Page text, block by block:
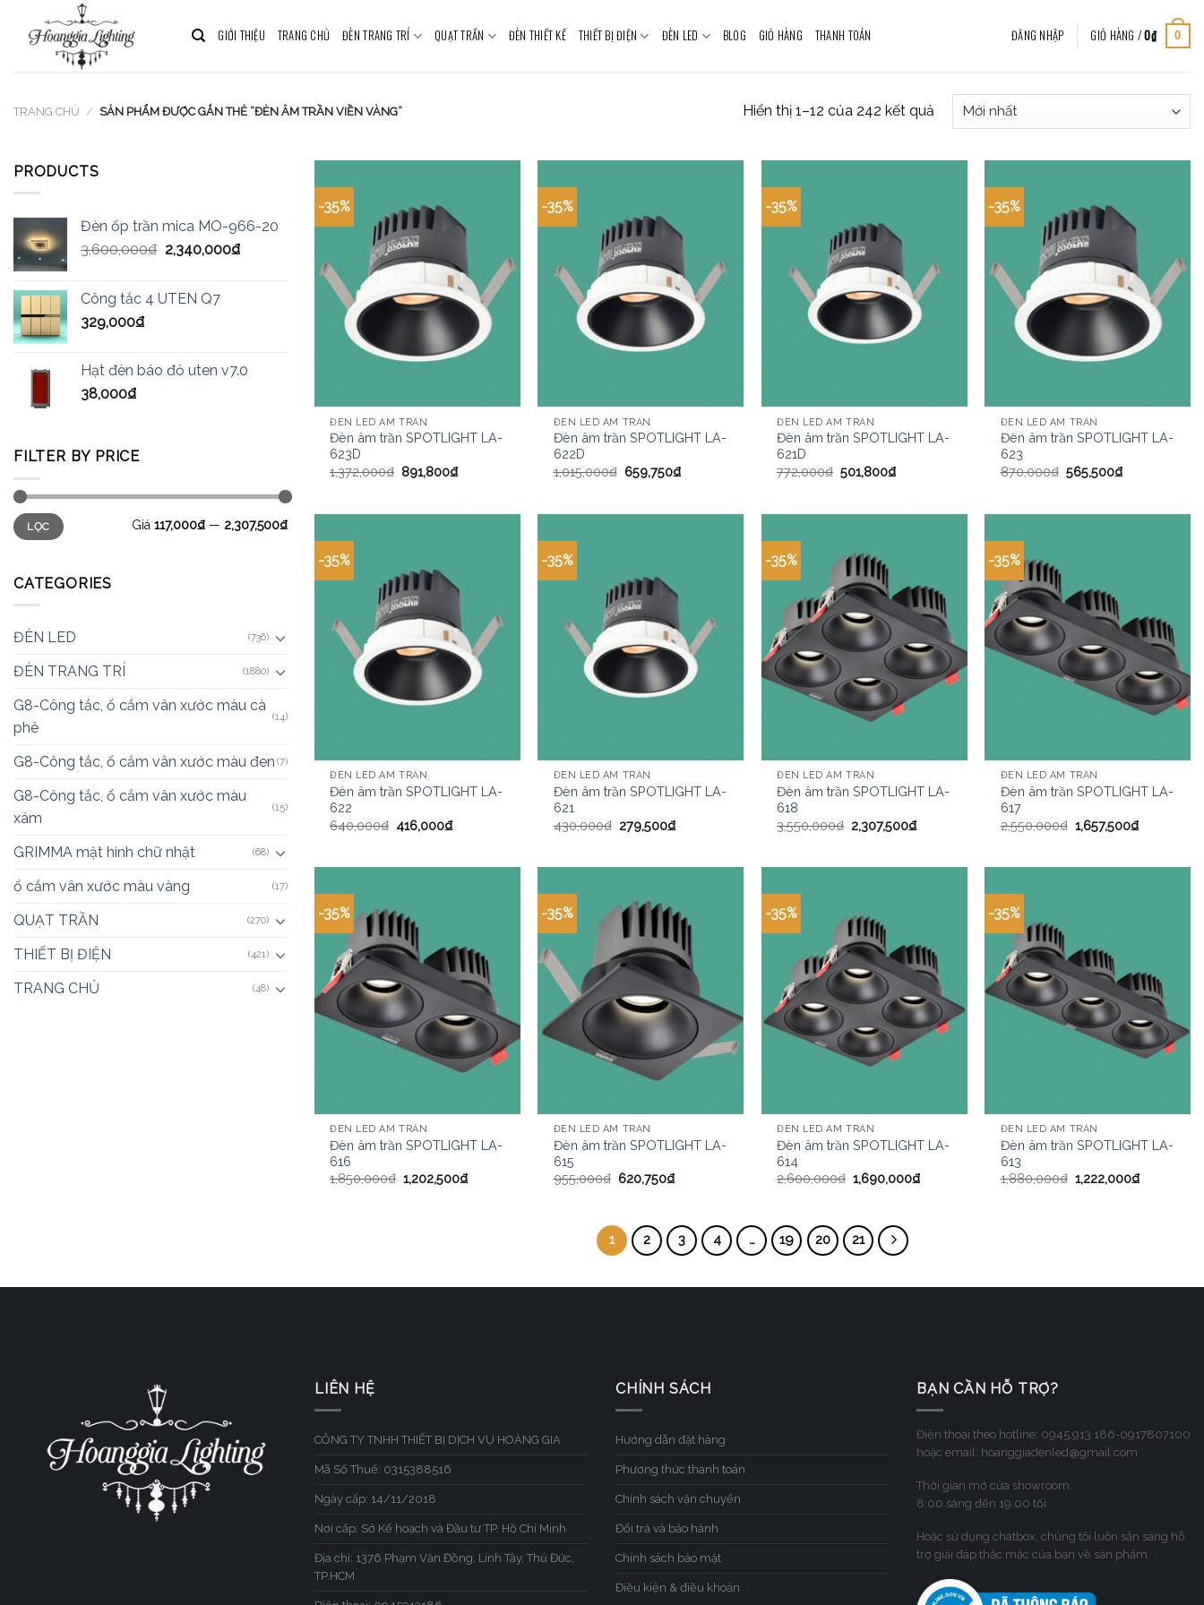
GIỚI THIỆU TRANG CHỦ ĐÈN TRANG TRÍ QUẠT TRẦN ĐÈN THIẾT KẾ THIẾT BỊ ĐIỆN ĐÈN LED BLOG GIỎ HÀNG THANH TOÁN ĐĂNG NHẬP GIỎ HÀNG /0₫ 0
TRANG CHỦ / SẢN PHẨM ĐƯỢC GẮN THẺ “ĐÈN ÂM TRẦN VIỀN VÀNG” Hiển thị 1–12 của 242 kết quả
PRODUCTS
Đèn ốp trần mica MO-966-20
3,600,000₫ 2,340,000₫
Công tắc 4 UTEN Q7
329,000₫
Hạt đèn báo đỏ uten v7.0
38,000₫
FILTER BY PRICE
LỌC Giá 117,000₫ — 2,307,500₫
CATEGORIES
ĐÈN LED (736)
ĐÈN TRANG TRÍ (1880)
G8-Công tắc, ổ cắm vân xước màu cà
phê
(14)
G8-Công tắc, ổ cắm vân xước màu đen (7)
G8-Công tắc, ổ cắm vân xước màu
xám
(15)
GRIMMA mặt hình chữ nhật (68)
ổ cắm vân xước màu vàng (17)
QUẠT TRẦN (270)
THIẾT BỊ ĐIỆN (421)
TRANG CHỦ (48)
-35%
ĐÈN LED ÂM TRẦN
Đèn âm trần SPOTLIGHT LA-
623D
1,372,000₫ 891,800₫
-35%
ĐÈN LED ÂM TRẦN
Đèn âm trần SPOTLIGHT LA-
622D
1,015,000₫ 659,750₫
-35%
ĐÈN LED ÂM TRẦN
Đèn âm trần SPOTLIGHT LA-
621D
772,000₫ 501,800₫
-35%
ĐÈN LED ÂM TRẦN
Đèn âm trần SPOTLIGHT LA-
623
870,000₫ 565,500₫
-35%
ĐÈN LED ÂM TRẦN
Đèn âm trần SPOTLIGHT LA-
622
640,000₫ 416,000₫
-35%
ĐÈN LED ÂM TRẦN
Đèn âm trần SPOTLIGHT LA-
621
430,000₫ 279,500₫
-35%
ĐÈN LED ÂM TRẦN
Đèn âm trần SPOTLIGHT LA-
618
3,550,000₫ 2,307,500₫
-35%
ĐÈN LED ÂM TRẦN
Đèn âm trần SPOTLIGHT LA-
617
2,550,000₫ 1,657,500₫
-35%
ĐÈN LED ÂM TRẦN
Đèn âm trần SPOTLIGHT LA-
616
1,850,000₫ 1,202,500₫
-35%
ĐÈN LED ÂM TRẦN
Đèn âm trần SPOTLIGHT LA-
615
955,000₫ 620,750₫
-35%
ĐÈN LED ÂM TRẦN
Đèn âm trần SPOTLIGHT LA-
614
2,600,000₫ 1,690,000₫
-35%
ĐÈN LED ÂM TRẦN
Đèn âm trần SPOTLIGHT LA-
613
1,880,000₫ 1,222,000₫
1 2 3 4 … 19 20 21
LIÊN HỆ
CÔNG TY TNHH THIẾT BỊ DỊCH VỤ HOÀNG GIA
Mã Số Thuế: 0315388516
Ngày cấp: 14/11/2018
Nơi cấp: Sở Kế hoạch và Đầu tư TP. Hồ Chí Minh
Địa chỉ: 1376 Phạm Văn Đồng, Linh Tây, Thủ Đức,
TP.HCM
CHÍNH SÁCH
Hướng dẫn đặt hàng
Phương thức thanh toán
Chính sách vận chuyển
Đổi trả và bảo hành
Chính sách bảo mật
Điều kiện & điều khoản
BẠN CẦN HỖ TRỢ?
Điện thoại theo hotline: 0945.913.186-0917807100
hoặc email: hoanggiadenled@gmail.com
Thời gian mở cửa showroom:
8:00 sáng đến 19:00 tối
Hoặc sử dụng chatbox, chúng tôi luôn sẳn sàng hỗ
trợ giải đáp thắc mắc của bạn về sản phẩm.